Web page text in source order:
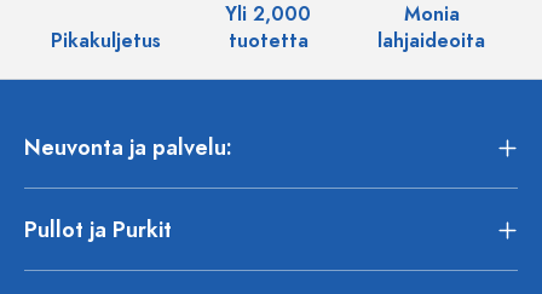
Pikakuljetus
Yli 2,000
tuotetta
Monia
lahjaideoita
Neuvonta ja palvelu:
Pullot ja Purkit